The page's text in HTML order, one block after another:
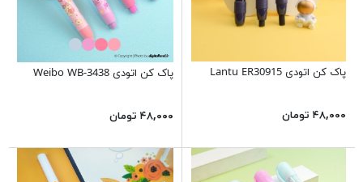
پاک کن اتودی Lantu ER30915
۴۸,۰۰۰ تومان
پاک کن اتودی Weibo WB-3438
۴۸,۰۰۰ تومان